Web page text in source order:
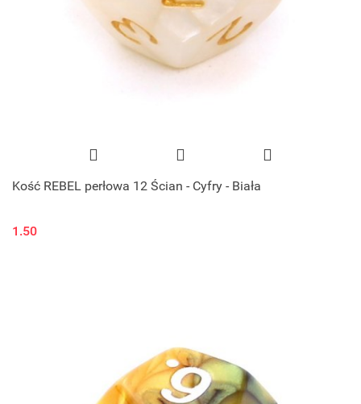
Kość REBEL perłowa 12 Ścian - Cyfry - Biała
1.50